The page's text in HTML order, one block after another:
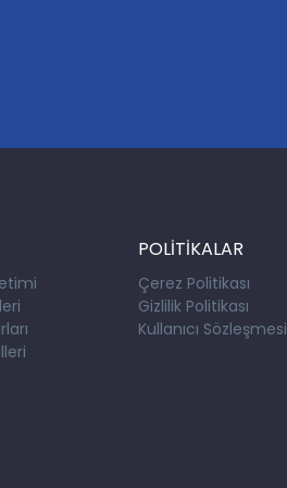
POLİTİKALAR
Çerez Politikası
Gizlilik Politikası
Kullanıcı Sözleşmesi